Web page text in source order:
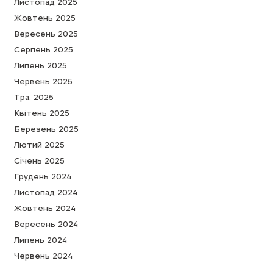
Листопад 2025
Жовтень 2025
Вересень 2025
Серпень 2025
Липень 2025
Червень 2025
Тра. 2025
Квітень 2025
Березень 2025
Лютий 2025
Cічень 2025
Грудень 2024
Листопад 2024
Жовтень 2024
Вересень 2024
Липень 2024
Червень 2024